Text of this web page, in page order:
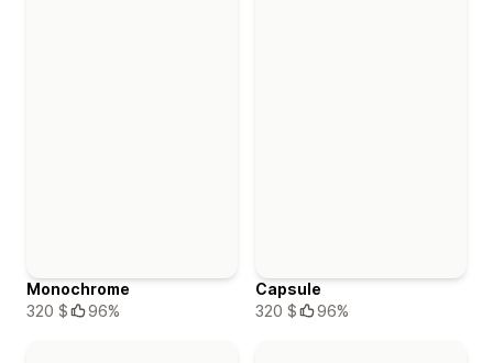
Monochrome
320 $
96%
Capsule
320 $
96%